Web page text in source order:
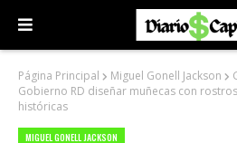
Página Principal Miguel Gonell Jackson
Gobierno RD diseñar muñecas con
históricas
MIGUEL GONELL JACKSON